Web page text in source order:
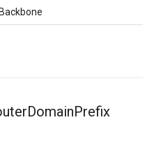
DomainPrefix